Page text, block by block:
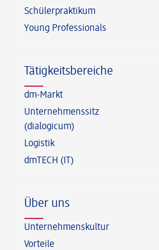
Schülerpraktikum
Young Professionals
Tätigkeitsbereiche
dm-Markt
Unternehmenssitz
(dialogicum)
Logistik
dmTECH (IT)
Über uns
Unternehmenskultur
Vorteile